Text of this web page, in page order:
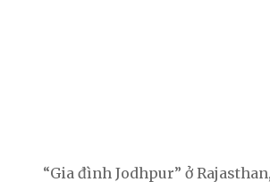
“Gia đình Jodhpur” ở